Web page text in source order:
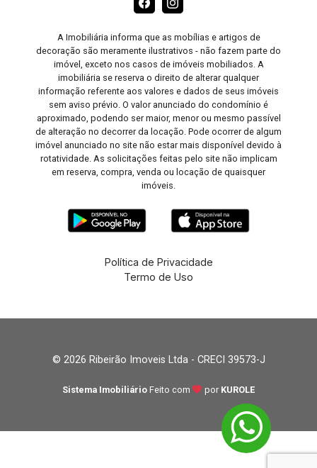
A Imobiliária informa que as mobílias e artigos de
decoração são meramente ilustrativos - não fazem parte do
imóvel, exceto nos casos de imóveis mobiliados. A
imobiliária se reserva o direito de alterar qualquer
informação referente aos valores e dados de seus imóveis
sem aviso prévio. O valor anunciado do condomínio é
aproximado, podendo ser maior, menor ou mesmo passível
de alteração no decorrer da locação. Pode ocorrer de algum
imóvel anunciado no site não estar mais disponível devido à
rotatividade. As solicitações feitas pelo site não implicam
em reserva, compra, venda ou locação de quaisquer
imóveis.
Política de Privacidade
Termo de Uso
© 2026 Ribeirão Imoveis Ltda - CRECI 39573-J
Sistema Imobiliário Feito com por KUROLE